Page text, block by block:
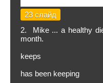
23 слайд
2. Mike ... a healthy
month.
keeps
has been keeping